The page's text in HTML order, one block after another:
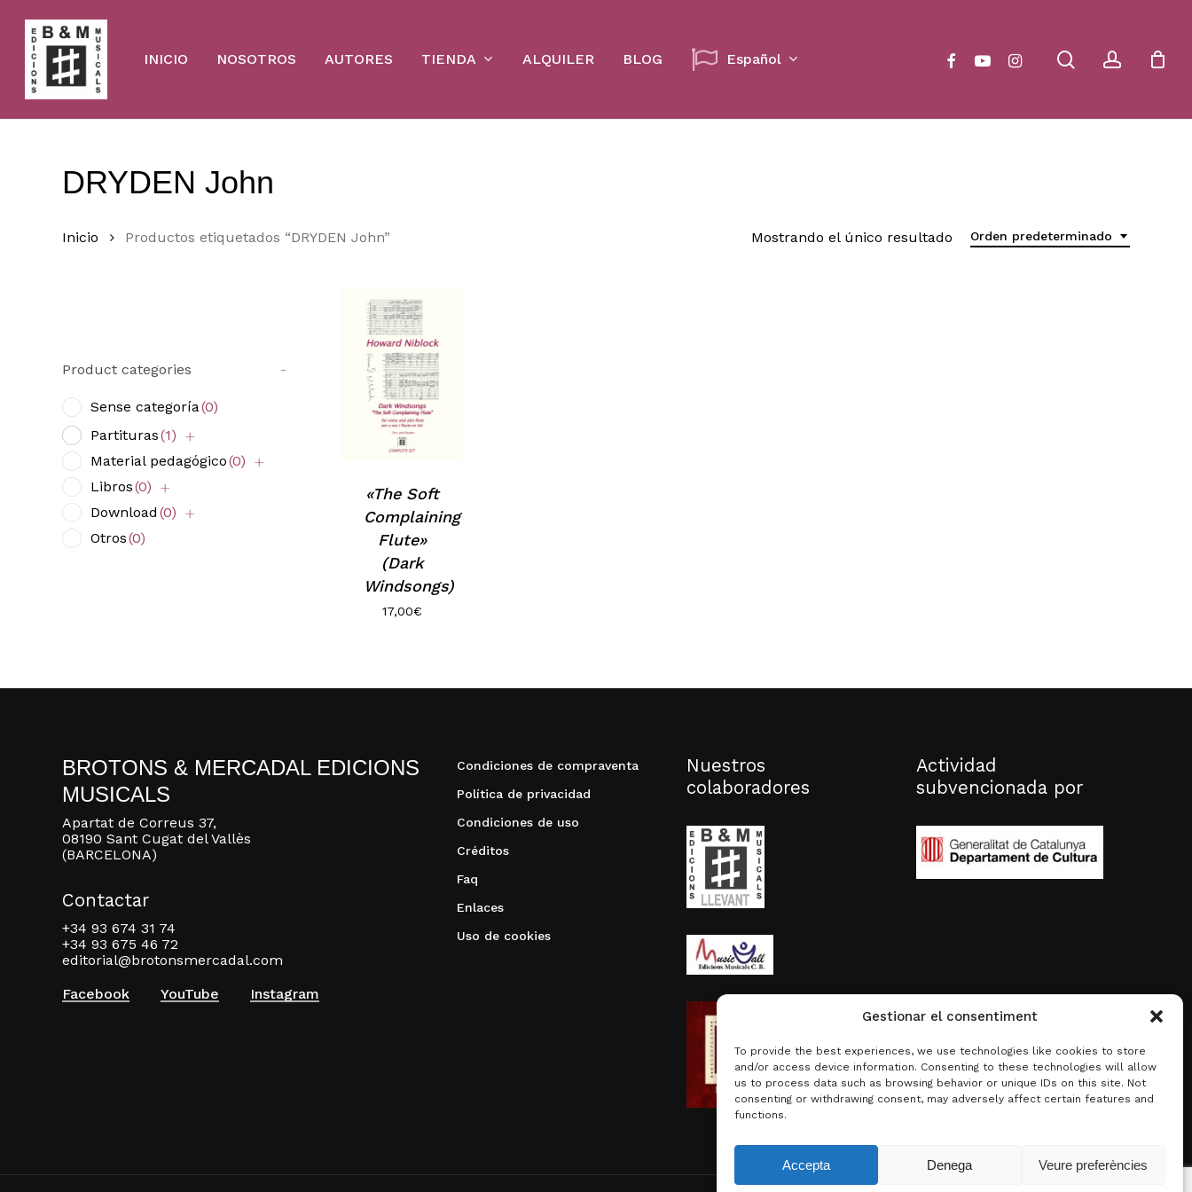
Gestionar el consentiment
To provide the best experiences, we use technologies like cookies to store
and/or access device information. Consenting to these technologies will allow
us to process data such as browsing behavior or unique IDs on this site. Not
consenting or withdrawing consent, may adversely affect certain features and
functions.
Accepta Denega Veure preferències
main
content
INICIO NOSOTROS AUTORES TIENDA ALQUILER BLOG Español searchaccount
facebookyoutubeinstagram Cart
Ver carrito Finalizar compra
DRYDEN John
Orden predeterminado
Mostrando el único resultado
Inicio Productos etiquetados “DRYDEN John”
Product categories -
Sense categoría(0)
Partituras(1)
Material pedagógico(0)
Libros(0)
Download (0)
Otros(0)
«The Soft
Complaining
Flute»
(Dark
Windsongs)
17,00€
BROTONS & MERCADAL EDICIONS
MUSICALS
Apartat de Correus 37,
08190 Sant Cugat del Vallès
(BARCELONA)
Contactar
+34 93 674 31 74
+34 93 675 46 72
editorial@brotonsmercadal.com
Facebook
YouTube Instagram
Condiciones de compraventa
Política de privacidad
Condiciones de uso
Créditos
Faq
Enlaces
Uso de cookies
Nuestros
colaboradores
Actividad
subvencionada por